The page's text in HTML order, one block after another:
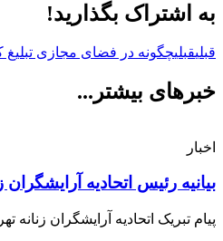
به اشتراک بگذارید!
قبلیقبلیچگونه در فضای مجازی تبلیغ
خبرهای بیشتر...
اخبار
بیانیه رئیس اتحادیه
پیام تبریک اتحادیه آرایشگران